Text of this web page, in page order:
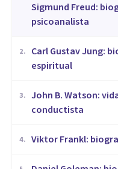
Sigmund Freud:
psicoanalista
2.
​Carl Gustav Jung:
espiritual
3. John B. Watson:
conductista
4. Viktor Frankl: